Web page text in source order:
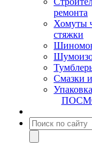
ремонта
Хомуты
стяжки
Смазки